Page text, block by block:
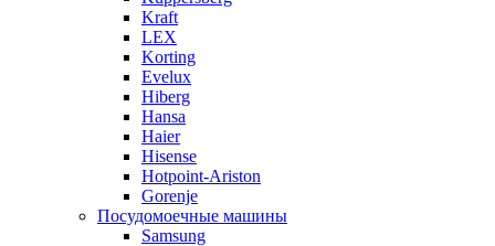
Kraft
LEX
Korting
Evelux
Hiberg
Hansa
Haier
Hisense
Hotpoint-Ariston
Gorenje
Посудомоечные машины
Samsung